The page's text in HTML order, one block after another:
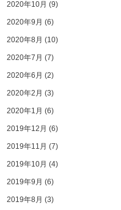
2020年10月 (9)
2020年9月 (6)
2020年8月 (10)
2020年7月 (7)
2020年6月 (2)
2020年2月 (3)
2020年1月 (6)
2019年12月 (6)
2019年11月 (7)
2019年10月 (4)
2019年9月 (6)
2019年8月 (3)